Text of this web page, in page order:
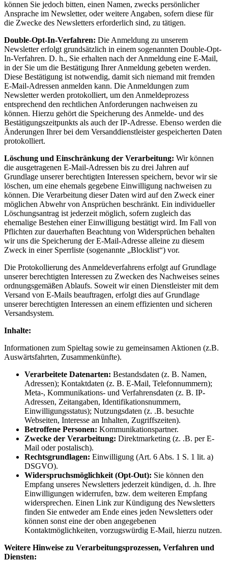
können Sie jedoch bitten, einen Namen, zwecks persönlicher
Ansprache im Newsletter, oder weitere Angaben, sofern diese für
die Zwecke des Newsletters erforderlich sind, zu tätigen.
Double-Opt-In-Verfahren: Die Anmeldung zu unserem
Newsletter erfolgt grundsätzlich in einem sogenannten Double-Opt-
In-Verfahren. D. h., Sie erhalten nach der Anmeldung eine E-Mail,
in der Sie um die Bestätigung Ihrer Anmeldung gebeten werden.
Diese Bestätigung ist notwendig, damit sich niemand mit fremden
E-Mail-Adressen anmelden kann. Die Anmeldungen zum
Newsletter werden protokolliert, um den Anmeldeprozess
entsprechend den rechtlichen Anforderungen nachweisen zu
können. Hierzu gehört die Speicherung des Anmelde- und des
Bestätigungszeitpunkts als auch der IP-Adresse. Ebenso werden die
Änderungen Ihrer bei dem Versanddienstleister gespeicherten Daten
protokolliert.
Löschung und Einschränkung der Verarbeitung: Wir können
die ausgetragenen E-Mail-Adressen bis zu drei Jahren auf
Grundlage unserer berechtigten Interessen speichern, bevor wir sie
löschen, um eine ehemals gegebene Einwilligung nachweisen zu
können. Die Verarbeitung dieser Daten wird auf den Zweck einer
möglichen Abwehr von Ansprüchen beschränkt. Ein individueller
Löschungsantrag ist jederzeit möglich, sofern zugleich das
ehemalige Bestehen einer Einwilligung bestätigt wird. Im Fall von
Pflichten zur dauerhaften Beachtung von Widersprüchen behalten
wir uns die Speicherung der E-Mail-Adresse alleine zu diesem
Zweck in einer Sperrliste (sogenannte „Blocklist“) vor.
Die Protokollierung des Anmeldeverfahrens erfolgt auf Grundlage
unserer berechtigten Interessen zu Zwecken des Nachweises seines
ordnungsgemäßen Ablaufs. Soweit wir einen Dienstleister mit dem
Versand von E-Mails beauftragen, erfolgt dies auf Grundlage
unserer berechtigten Interessen an einem effizienten und sicheren
Versandsystem.
Inhalte:
Informationen zum Spieltag sowie zu gemeinsamen Aktionen (z.B.
Auswärtsfahrten, Zusammenkünfte).
Verarbeitete Datenarten: Bestandsdaten (z. B. Namen,
Adressen); Kontaktdaten (z. B. E-Mail, Telefonnummern);
Meta-, Kommunikations- und Verfahrensdaten (z. B. IP-
Adressen, Zeitangaben, Identifikationsnummern,
Einwilligungsstatus); Nutzungsdaten (z. .B. besuchte
Webseiten, Interesse an Inhalten, Zugriffszeiten).
Betroffene Personen: Kommunikationspartner.
Zwecke der Verarbeitung: Direktmarketing (z. .B. per E-
Mail oder postalisch).
Rechtsgrundlagen: Einwilligung (Art. 6 Abs. 1 S. 1 lit. a)
DSGVO).
Widerspruchsmöglichkeit (Opt-Out): Sie können den
Empfang unseres Newsletters jederzeit kündigen, d. .h. Ihre
Einwilligungen widerrufen, bzw. dem weiteren Empfang
widersprechen. Einen Link zur Kündigung des Newsletters
finden Sie entweder am Ende eines jeden Newsletters oder
können sonst eine der oben angegebenen
Kontaktmöglichkeiten, vorzugswürdig E-Mail, hierzu nutzen.
Weitere Hinweise zu Verarbeitungsprozessen, Verfahren und
Diensten: